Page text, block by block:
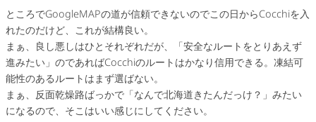
ところでGoogleMAPの道が信頼できないのでこの日からCocchiを入
れたのだけど、これが結構良い。
まぁ、良し悪しはひとそれぞれだが、「安全なルートをとりあえず
進みたい」のであればCocchiのルートはかなり信用できる。凍結可
能性のあるルートはまず選ばない。
まぁ、反面乾燥路ばっかで「なんで北海道きたんだっけ？」みたい
になるので、そこはいい感じにしてください。